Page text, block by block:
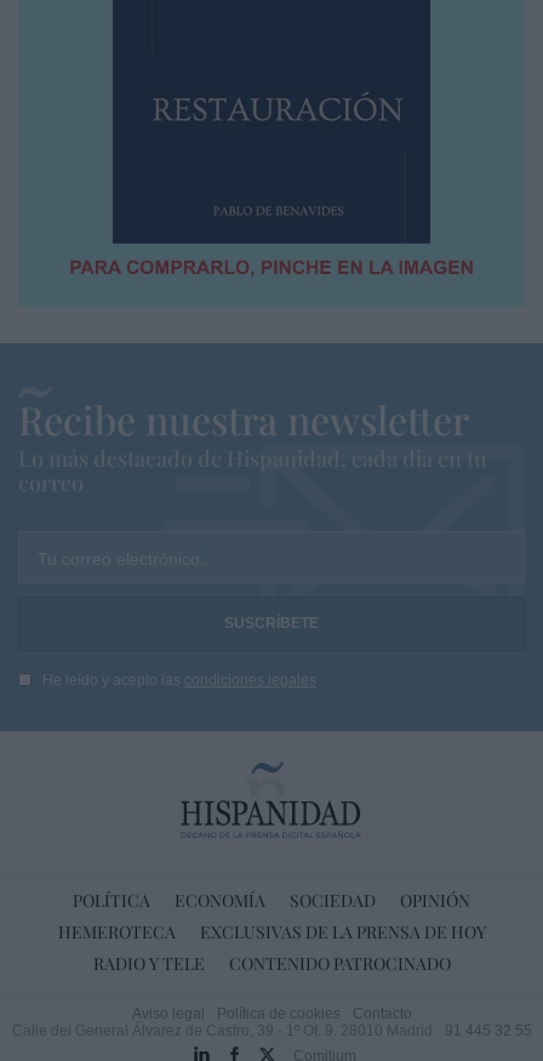
Recibe nuestra newsletter
Lo más destacado de Hispanidad, cada dia en tu
correo
Tu correo electrónico...
He leído y acepto las condiciones legales
POLÍTICA ECONOMÍA SOCIEDAD
OPINIÓN
HEMEROTECA
EXCLUSIVAS DE LA PRENSA DE HOY
RADIO Y TELE
CONTENIDO PATROCINADO
Aviso legal Política de cookies
Contacto
Calle del General Álvarez de Castro, 39 - 1º Of. 9. 28010 Madrid
91 445 32 55
Comitium